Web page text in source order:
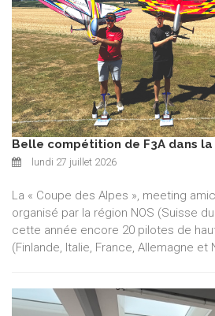
Belle compétition de F3A dans
lundi 27 juillet 2026
La « Coupe des Alpes », meeting
organisé par la région NOS (Suisse
cette année encore 20 pilotes de
(Finlande, Italie, France, Allemagne